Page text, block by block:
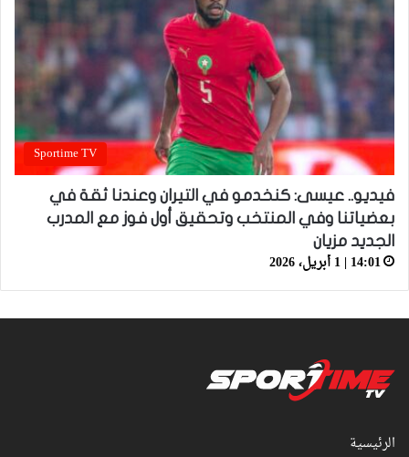
Sportime TV
فيديو.. عيسى: كنخدمو في التيران وعندنا ثقة في
بعضياتنا وفي المنتخب وتحقيق أول فوز مع المدرب
الجديد مزيان
14:01 | 1 أبريل، 2026
الرئيسية